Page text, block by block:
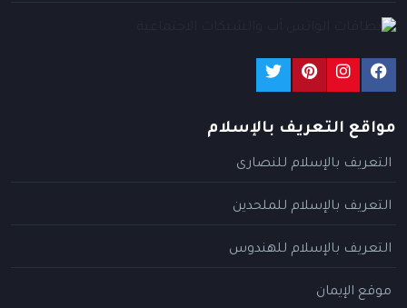
مواقع التعريف بالإسلام
التعريف بالإسلام للنصارى
التعريف بالإسلام للملحدين
التعريف بالإسلام للهندوس
موقع الإيمان